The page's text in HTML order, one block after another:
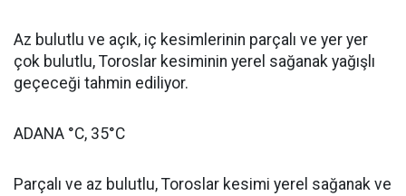
Az bulutlu ve açık, iç kesimlerinin parçalı ve yer yer
çok bulutlu, Toroslar kesiminin yerel sağanak yağışlı
geçeceği tahmin ediliyor.
ADANA °C, 35°C
Parçalı ve az bulutlu, Toroslar kesimi yerel sağanak ve